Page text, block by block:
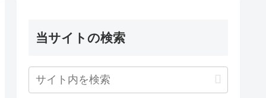
当サイトの検索